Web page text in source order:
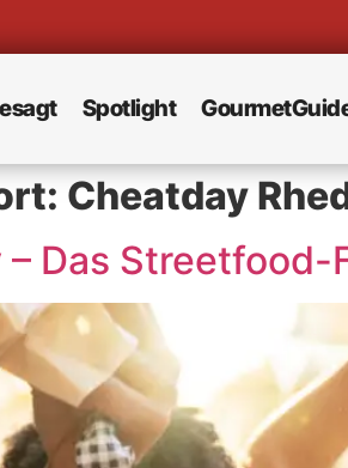
Spotlight
Cheatday
– Das